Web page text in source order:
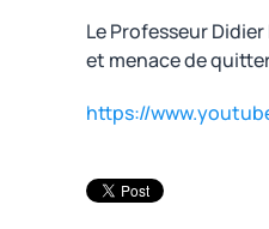
Le Professeur
et menace de
https://